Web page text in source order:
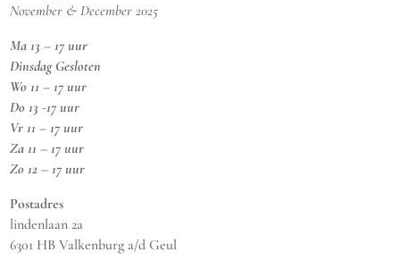
November & December 2025
Ma 13 – 17 uur
Dinsdag Gesloten
Wo 11 – 17 uur
Do 13 -17 uur
Vr 11 – 17 uur
Za 11 – 17 uur
Zo 12 – 17 uur
Postadres
lindenlaan 2a
6301 HB Valkenburg a/d Geul